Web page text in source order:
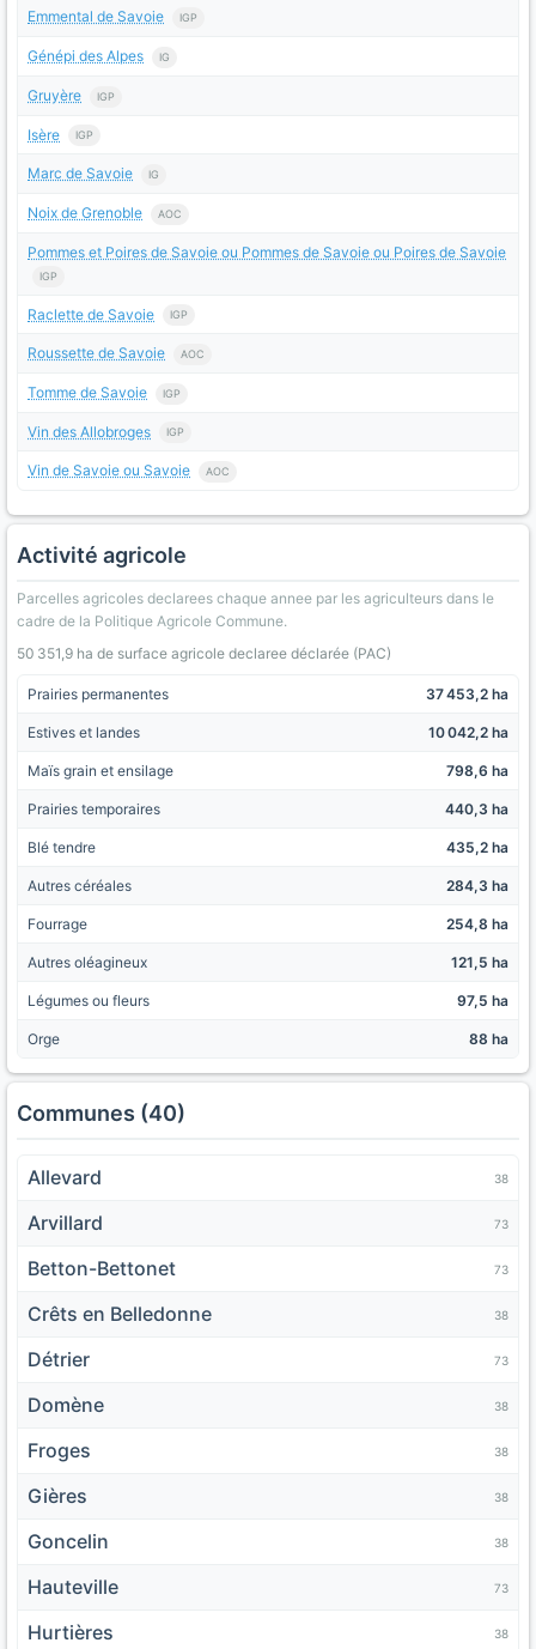
Emmental de Savoie IGP
Génépi des Alpes IG
Gruyère IGP
Isère IGP
Marc de Savoie IG
Noix de Grenoble AOC
Pommes et Poires de Savoie ou Pommes de Savoie ou Poires de Savoie
IGP
Raclette de Savoie IGP
Roussette de Savoie AOC
Tomme de Savoie IGP
Vin des Allobroges IGP
Vin de Savoie ou Savoie AOC
Activité agricole
Parcelles agricoles declarees chaque annee par les agriculteurs dans le
cadre de la Politique Agricole Commune.
50 351,9 ha de surface agricole declaree déclarée (PAC)
Prairies permanentes 37 453,2 ha
Estives et landes 10 042,2 ha
Maïs grain et ensilage 798,6 ha
Prairies temporaires 440,3 ha
Blé tendre 435,2 ha
Autres céréales 284,3 ha
Fourrage 254,8 ha
Autres oléagineux 121,5 ha
Légumes ou fleurs 97,5 ha
Orge 88 ha
Communes (40)
Allevard 38
Arvillard 73
Betton-Bettonet 73
Crêts en Belledonne 38
Détrier 73
Domène 38
Froges 38
Gières 38
Goncelin 38
Hauteville 73
Hurtières 38